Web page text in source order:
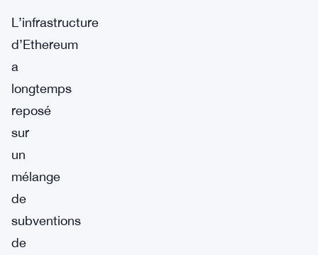
L’infrastructure
d’Ethereum
a
longtemps
reposé
sur
un
mélange
de
subventions
de